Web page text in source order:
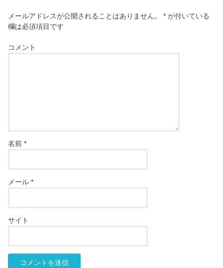
メールアドレスが公開されることはありません。 * が付いている
欄は必須項目です
コメント
名前*
メール*
サイト